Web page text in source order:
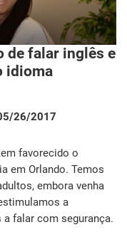
de falar inglês e
idioma
26/2017
favorecido o
em Orlando. Temos
embora venha
a
falar com segurança.